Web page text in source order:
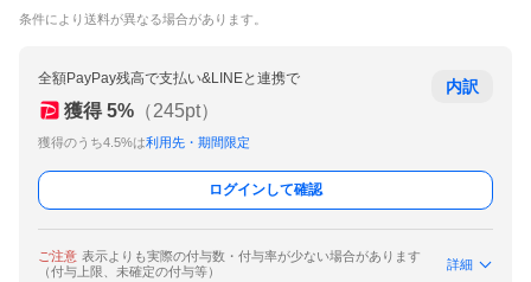
条件により送料が異なる場合があります。
全額PayPay残高で支払い&LINEと連携で
獲得 5% （245pt）
獲得のうち4.5%は利用先・期間限定
内訳
ログインして確認
ご注意 表示よりも実際の付与数・付与率が少ない場合があります
（付与上限、未確定の付与等）
詳細